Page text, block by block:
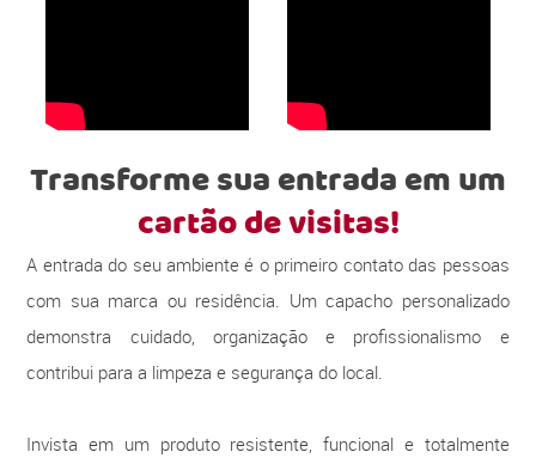
Transforme sua entrada em um
cartão de visitas!
A entrada do seu ambiente é o primeiro contato das pessoas
com sua marca ou residência. Um capacho personalizado
demonstra cuidado, organização e profissionalismo e
contribui para a limpeza e segurança do local.
Invista em um produto resistente, funcional e totalmente